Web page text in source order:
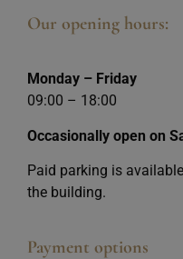
Our opening hours:
Monday – Friday
09:00 – 18:00
Occasionally open on
Paid parking is
the building.
Payment options